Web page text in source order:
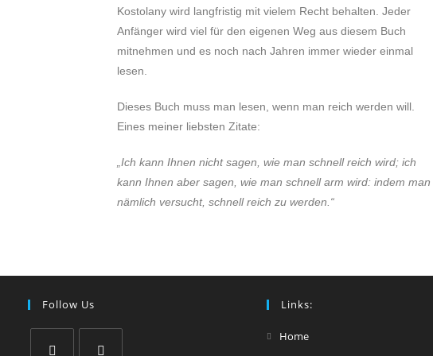
Kostolany wird langfristig mit vielem Recht behalten. Jeder
Anfänger wird viel für den eigenen Weg aus diesem Buch
mitnehmen und es noch nach Jahren immer wieder einmal
lesen.
Dieses Buch muss man lesen, wenn man reich werden will.
Eines meiner liebsten Zitate:
„Ich kann Ihnen nicht sagen, wie man schnell reich wird; ich
kann Ihnen aber sagen, wie man schnell arm wird: indem man
nämlich versucht, schnell reich zu werden.“
Follow Us Links:
Home